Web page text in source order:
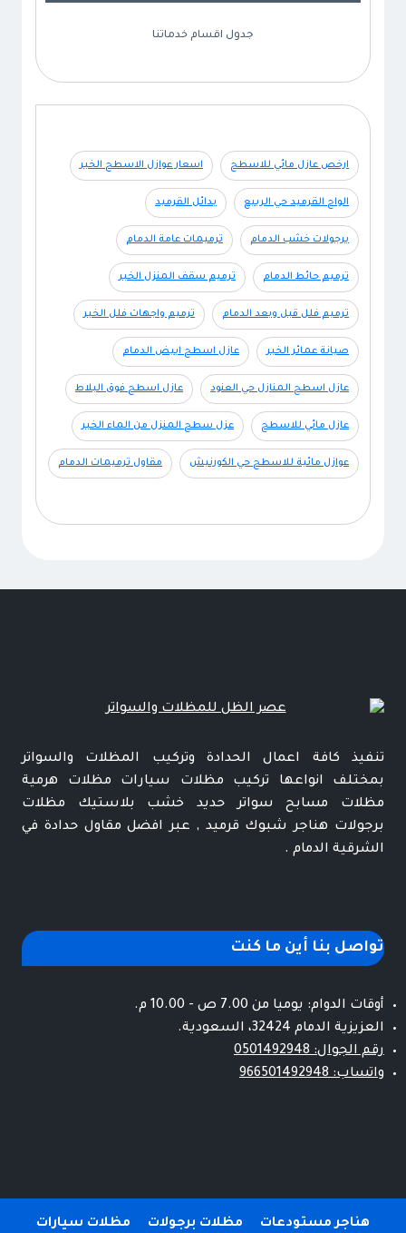
جدول اقسام خدماتنا
ارخص عازل مائي للاسطح اسعار عوازل الاسطح الخبر
الواح القرميد حي الربيع بدائل القرميد
برجولات خشب الدمام ترميمات عامة الدمام
ترميم حائط الدمام ترميم سقف المنزل الخبر
ترميم فلل قبل وبعد الدمام ترميم واجهات فلل الخبر
صيانة عمائر الخبر عازل اسطح ابيض الدمام
عازل اسطح المنازل حي العنود عازل اسطح فوق البلاط
عازل مائي للاسطح عزل سطح المنزل من الماء الخبر
عوازل مائية للاسطح حي الكورنيش مقاول ترميمات الدمام
تنفيذ كافة اعمال الحدادة وتركيب المظلات والسواتر
بمختلف انواعها تركيب مظلات سيارات مظلات هرمية
مظلات مسابح سواتر حديد خشب بلاستيك مظلات
برجولات هناجر شبوك قرميد , عبر افضل مقاول حدادة في
الشرقية الدمام .
تواصل بنا أين ما كنت
أوقات الدوام: يوميا من 7.00 ص - 10.00 م.
العزيزية الدمام 32424، السعودية.
رقم الجوال: 0501492948
واتساب: 966501492948
هناجر مستودعات مظلات برجولات مظلات سيارات